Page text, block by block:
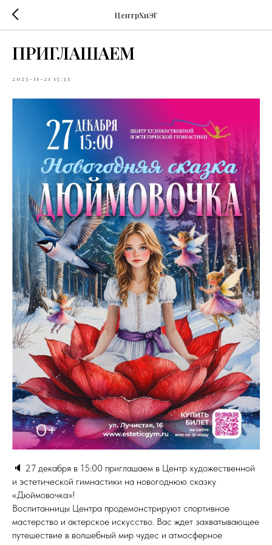
ЦентрХиЭГ
ПРИГЛАШАЕМ
2025-11-21 15:31
🔈 27 декабря в 15:00 приглашаем в Центр художественной
и эстетической гимнастики на новогоднюю сказку
«Дюймовочка»!
Воспитанницы Центра продемонстрируют спортивное
мастерство и актерское искусство. Вас ждет захватывающее
путешествие в волшебный мир чудес и атмосферное